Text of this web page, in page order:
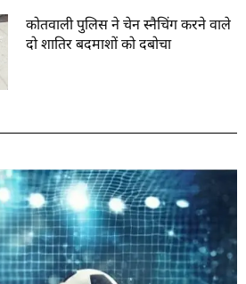
कोतवाली पुलिस ने चेन स्नैचिंग करने वाले
दो शातिर बदमाशों को दबोचा